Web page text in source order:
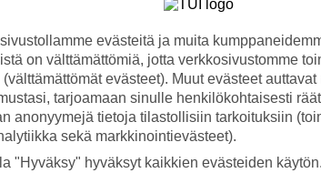
evästeitä ja muita
on välttämättömiä, jotta verkkosivustomme
evästeet). Muut evästeet
tarjoamaan sinulle henkilökohtaisesti
anonyymejä tietoja tilastollisiin tarkoituksiin
sekä markkinointievästeet).
"Hyväksy" hyväksyt kaikkien evästeiden